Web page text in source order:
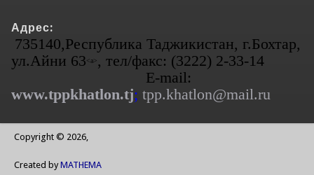
Адрес:
735140,Республика Таджикистан, г.Бохтар,
ул.Айни 63<а>, тел/факс: (3222) 2-33-14
E-mail:
www.tppkhatlon.tj; tpp.khatlon@mail.ru
Copyright © 2026,
Created byMATHEMA